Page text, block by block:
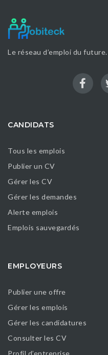
Le réseau d’emploi du future.
CANDIDATS
Tous les emplois
Publier un CV
Gérer les CV
Gérer les demandes
Alerte emplois
Emplois sauvegardés
EMPLOYEURS
Publier une offre
Gérer les emplois
Gérer les candidatures
Consulter les CV
Profil d’entreprise